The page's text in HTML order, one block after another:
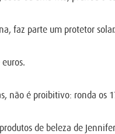
faz parte um protetor
não é proibitivo: ronda os
de beleza de